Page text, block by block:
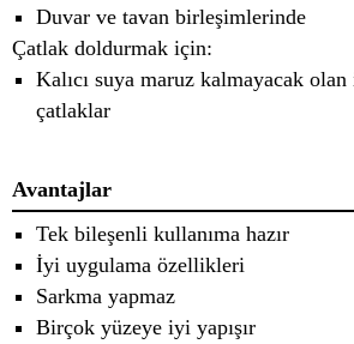
Duvar ve tavan birleşimlerinde
Çatlak doldurmak için:
Kalıcı suya maruz kalmayacak
çatlaklar
Avantajlar
Tek bileşenli kullanıma hazır
İyi uygulama özellikleri
Sarkma yapmaz
Birçok yüzeye iyi yapışır